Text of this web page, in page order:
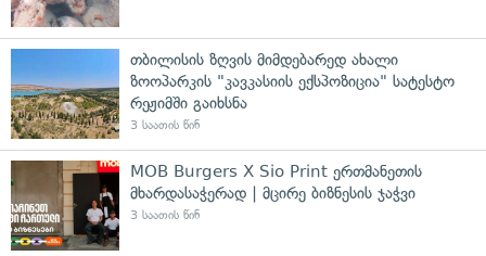
თბილისის ზღვის მიმდებარედ ახალი
ზოოპარკის "კავკასიის ექსპოზიცია" სატესტო
რეჟიმში გაიხსნა
3 საათის წინ
MOB Burgers X Sio Print ერთმანეთის
მხარდასაჭერად | მცირე ბიზნესის ჯაჭვი
3 საათის წინ